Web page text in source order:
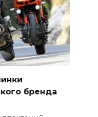
бренда